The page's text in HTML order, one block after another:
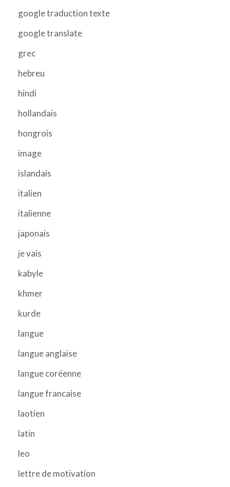
google traduction texte
google translate
grec
hebreu
hindi
hollandais
hongrois
image
islandais
italien
italienne
japonais
je vais
kabyle
khmer
kurde
langue
langue anglaise
langue coréenne
langue francaise
laotien
latin
leo
lettre de motivation